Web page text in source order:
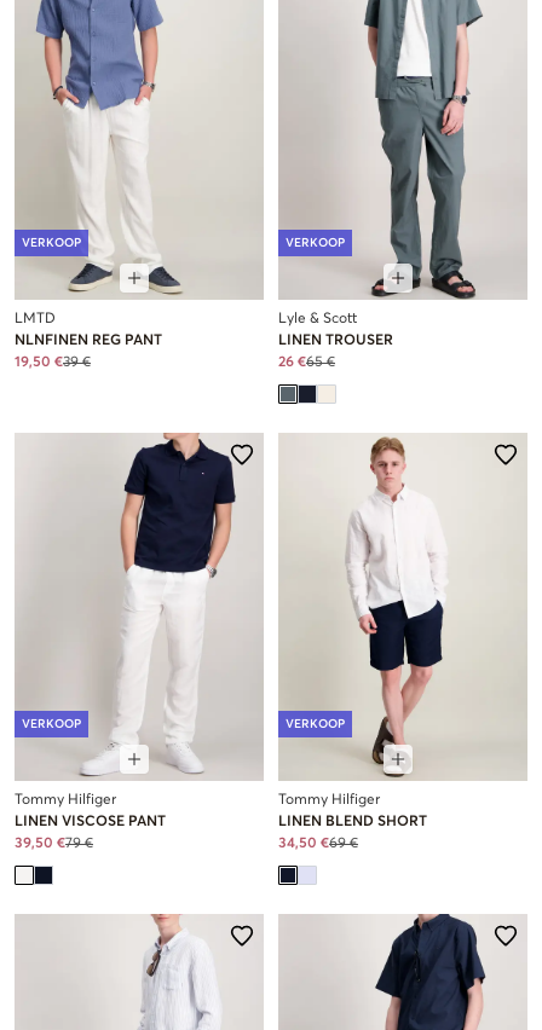
VERKOOP
LMTD
NLNFINEN REG PANT
19,50 €39 €
VERKOOP
Lyle & Scott
LINEN TROUSER
26 €65 €
VERKOOP
Tommy Hilfiger
LINEN VISCOSE PANT
39,50 €79 €
VERKOOP
Tommy Hilfiger
LINEN BLEND SHORT
34,50 €69 €